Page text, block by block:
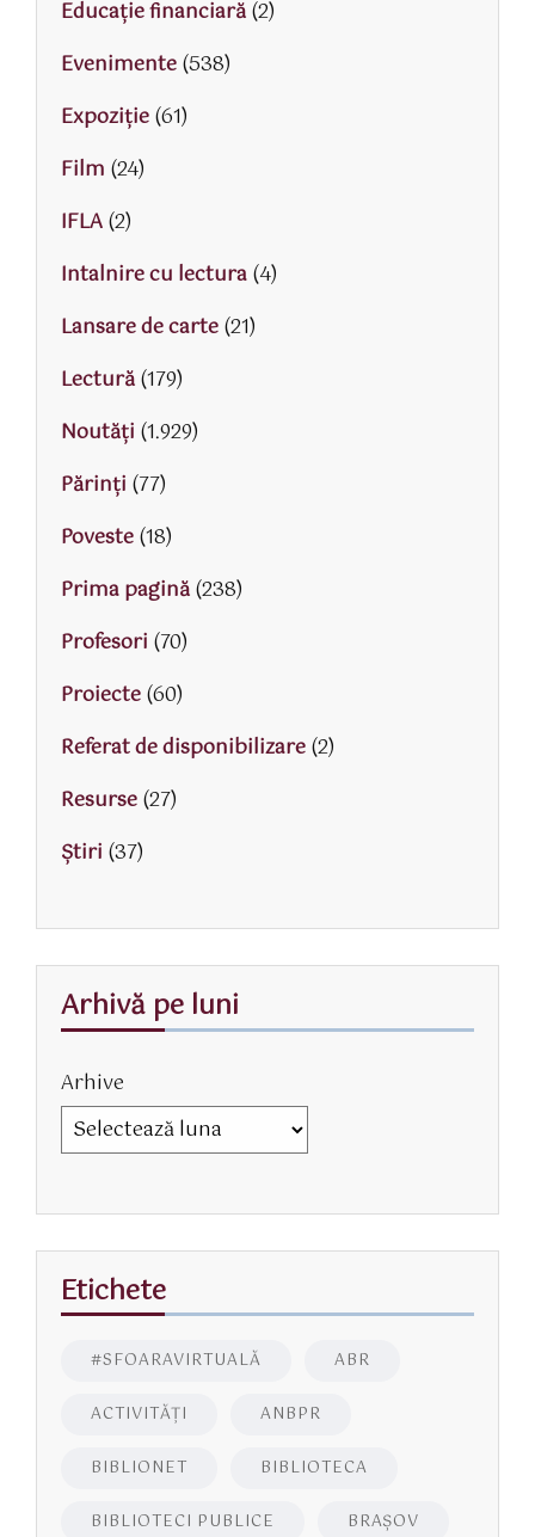
Educaţie financiară(2)
Evenimente(538)
Expoziție(61)
Film (24)
IFLA(2)
Intalnire cu lectura(4)
Lansare de carte(21)
Lectură(179)
Noutăți (1.929)
Părinţi (77)
Poveste(18)
Prima pagină(238)
Profesori (70)
Proiecte(60)
Referat de disponibilizare(2)
Resurse(27)
Știri (37)
Arhivă pe luni
Arhive
Etichete
#SFOARAVIRTUALĂ ABR
ACTIVITĂŢI ANBPR
BIBLIONET BIBLIOTECA
BIBLIOTECI PUBLICE BRAŞOV